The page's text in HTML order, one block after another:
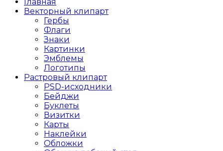
Векторный клипарт
Гербы
Флаги
Знаки
Картинки
Эмблемы
Логотипы
Растровый клипарт
PSD-исходники
Бейджи
Буклеты
Визитки
Карты
Наклейки
Обложки